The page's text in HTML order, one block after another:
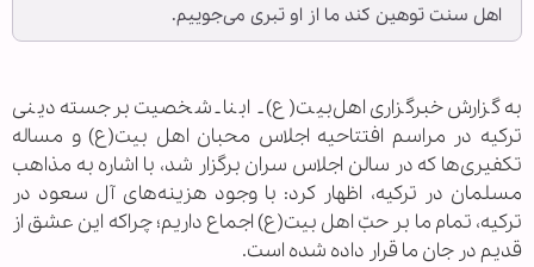
اهل سنت توهین کند ما از او تبری می‌جوییم.
به گزارش خبرگزاری اهل‌بیت(ع) ـ ابنا ـ شخصیت برجسته دینی
ترکیه در مراسم افتتاحیه اجلاس محبان اهل بیت(ع) و مساله
تکفیری‌ها که در سالن اجلاس سران برگزار شد، با اشاره به مذاهب
مسلمان در ترکیه، اظهار کرد: با وجود هزینه‌های آل سعود در
ترکیه، تمام ما بر حبّ اهل بیت(ع) اجماع داریم؛ چراکه این عشق از
قدیم در جان ما قرار داده شده است.